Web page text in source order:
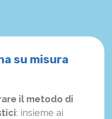
su misura
il metodo di
: insieme ai